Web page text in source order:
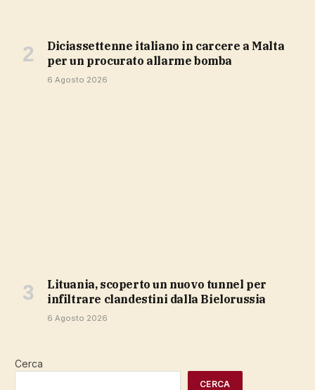
Diciassettenne italiano in carcere a Malta
per un procurato allarme bomba
6 Agosto 2026
Lituania, scoperto un nuovo tunnel per
infiltrare clandestini dalla Bielorussia
6 Agosto 2026
Cerca
CERCA